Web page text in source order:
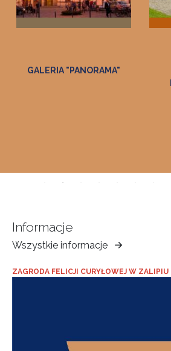
MUZEUM
Informacje
Wszystkie informacje
Muzeum
Ziemi
Tarnowskiej
ZAGRODA FELICJI CURYŁOWEJ W ZALIPIU